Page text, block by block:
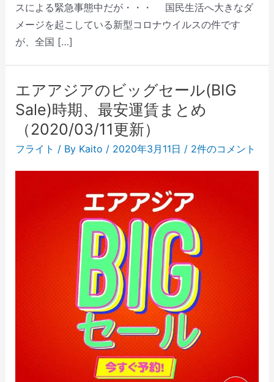
スによる緊急事態中だが・・・ 国民生活へ大きなダ
メージを起こしている新型コロナウイルスの件です
が、全国 […]
エアアジアのビッグセール(BIG
Sale)時期、最安運賃まとめ
（2020/03/11更新）
フライト / By Kaito / 2020年3月11日 / 2件のコメント